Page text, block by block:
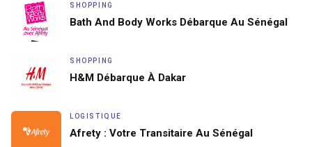
SHOPPING
Bath And Body Works Débarque Au Sénégal
SHOPPING
H&M Débarque À Dakar
LOGISTIQUE
Afrety : Votre Transitaire Au Sénégal